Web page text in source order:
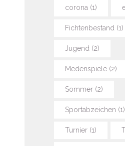
corona(1)
Fichtenbestand(1)
Jugend(2)
Medenspiele(2)
Sommer(2)
Sportabzeichen (1)
Turnier(1)